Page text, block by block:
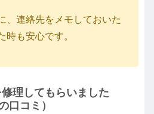
、連絡先をメモしておいた
時も安心です。
理してもらいました
口コミ）